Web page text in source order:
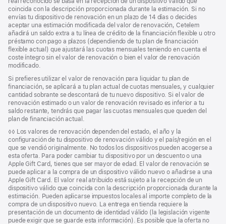
coincida con la descripción proporcionada durante la estimación. Si no
envías tu dispositivo de renovación en un plazo de 14 días o decides
aceptar una estimación modificada del valor de renovación, Cetelem
añadirá un saldo extra a tu línea de crédito de la financiación flexible u otro
préstamo con pago a plazos (dependiendo de tu plan de financiación
flexible actual) que ajustará las cuotas mensuales teniendo en cuenta el
coste íntegro sin el valor de renovación o bien el valor de renovación
modificado.
Si prefieres utilizar el valor de renovación para liquidar tu plan de
financiación, se aplicará a tu plan actual de cuotas mensuales, y cualquier
cantidad sobrante se descontará de tu nuevo dispositivo. Si el valor de
renovación estimado o un valor de renovación revisado es inferior a tu
saldo restante, tendrás que pagar las cuotas mensuales que queden del
plan de financiación actual.
Nota
a
pie
de
página
◊◊ Los valores de renovación dependen del estado, el año y la
configuración de tu dispositivo de renovación válido y el país/región en el
que se vendió originalmente. No todos los dispositivos pueden acogerse a
esta oferta. Para poder cambiar tu dispositivo por un descuento o una
Apple Gift Card, tienes que ser mayor de edad. El valor de renovación se
puede aplicar a la compra de un dispositivo válido nuevo o añadirse a una
Apple Gift Card. El valor real atribuido está sujeto a la recepción de un
dispositivo válido que coincida con la descripción proporcionada durante la
estimación. Pueden aplicarse impuestos locales al importe completo de la
compra de un dispositivo nuevo. La entrega en tienda requiere la
presentación de un documento de identidad válido (la legislación vigente
puede exigir que se guarde esta información). Es posible que la oferta no